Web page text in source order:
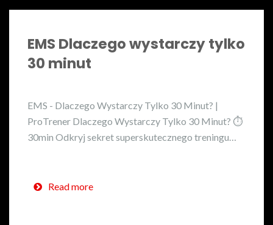
EMS Dlaczego wystarczy tylko
30 minut
EMS - Dlaczego Wystarczy Tylko 30 Minut? |
ProTrener Dlaczego Wystarczy Tylko 30 Minut? ⏱️
30min Odkryj sekret superskutecznego treningu…
Read more